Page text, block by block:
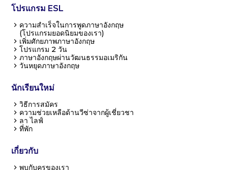
โปรแกรม ESL
ความสำเร็จในการพูดภาษาอังกฤษ
(โปรแกรมยอดนิยมของเรา)
เพิ่มศักยภาพภาษาอังกฤษ
โปรแกรม 2 วัน
ภาษาอังกฤษผ่านวัฒนธรรมอเมริกัน
วันหยุดภาษาอังกฤษ
นักเรียนใหม่
วิธีการสมัคร
ความช่วยเหลือด้านวีซ่าจากผู้เชี่ยวชา
ลา ไลฟ์
ที่พัก
เกี่ยวกับ
พบกับครูของเรา